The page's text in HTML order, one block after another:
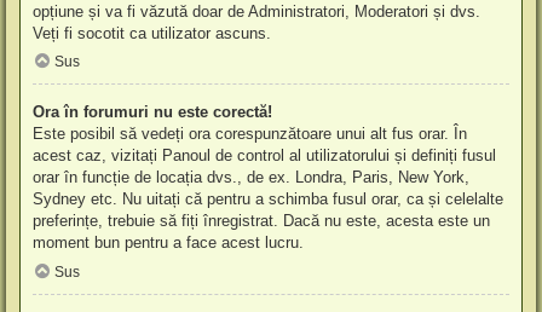
opțiune și va fi văzută doar de Administratori, Moderatori și dvs.
Veți fi socotit ca utilizator ascuns.
Sus
Ora în forumuri nu este corectă!
Este posibil să vedeți ora corespunzătoare unui alt fus orar. În
acest caz, vizitați Panoul de control al utilizatorului și definiți fusul
orar în funcție de locația dvs., de ex. Londra, Paris, New York,
Sydney etc. Nu uitați că pentru a schimba fusul orar, ca și celelalte
preferințe, trebuie să fiți înregistrat. Dacă nu este, acesta este un
moment bun pentru a face acest lucru.
Sus